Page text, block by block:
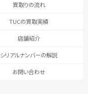
買取りの流れ
TUCの買取実績
店舗紹介
シリアルナンバーの解説
お問い合わせ